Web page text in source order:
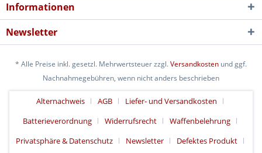
Informationen
Newsletter
* Alle Preise inkl. gesetzl. Mehrwertsteuer zzgl.Versandkosten und ggf.
Nachnahmegebühren, wenn nicht anders beschrieben
Alternachweis AGB
Liefer- und Versandkosten
Batterieverordnung
Widerrufsrecht
Waffenbelehrung
Privatsphäre & Datenschutz
Newsletter Defektes Produkt